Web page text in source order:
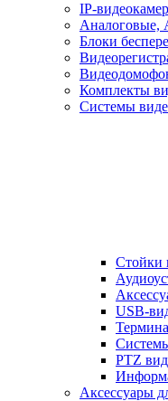
IP-
Аналоговые,
Блоки
Комплекты
Системы
Стойки
USB-
PTZ
Аксессуары